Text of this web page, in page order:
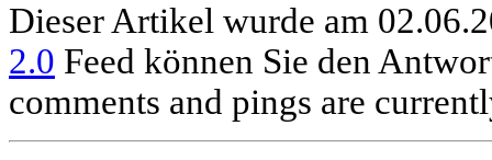
Dieser Artikel wurde am
2.0 Feed können Sie den
comments and pings are